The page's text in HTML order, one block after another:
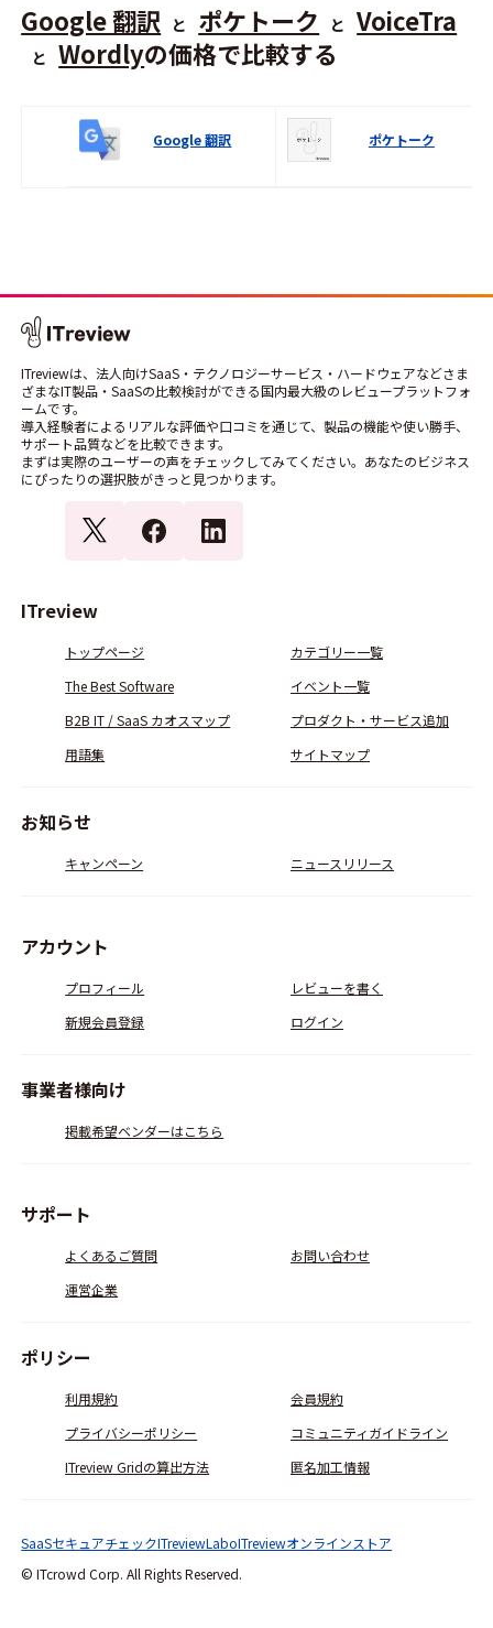
Google 翻訳 と ポケトーク と VoiceTra
と Wordlyの価格で比較する
Google 翻訳 ポケトーク
ITreviewは、法人向けSaaS・テクノロジーサービス・ハードウェアなどさま
ざまなIT製品・SaaSの比較検討ができる国内最大級のレビュープラットフォ
ームです。
導入経験者によるリアルな評価や口コミを通じて、製品の機能や使い勝手、
サポート品質などを比較できます。
まずは実際のユーザーの声をチェックしてみてください。あなたのビジネス
にぴったりの選択肢がきっと見つかります。
ITreview
トップページ
カテゴリー一覧
The Best Software
イベント一覧
B2B IT / SaaS カオスマップ
プロダクト・サービス追加
用語集
サイトマップ
お知らせ
キャンペーン ニュースリリース
アカウント
プロフィール
レビューを書く
新規会員登録
ログイン
事業者様向け
掲載希望ベンダーはこちら
サポート
よくあるご質問
お問い合わせ
運営企業
ポリシー
利用規約
会員規約
プライバシーポリシー
コミュニティガイドライン
ITreview Gridの算出方法
匿名加工情報
© ITcrowd Corp. All Rights Reserved.
SaaSセキュアチェックITreviewLaboITreviewオンラインストア